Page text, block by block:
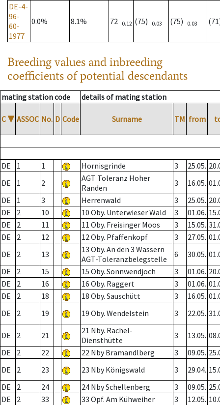
DE-4-
96-
60-
1977
0.0% 8.1% 72 0.12 (75) 0.03 (75) 0.03
Breeding values and inbreeding
coefficients of potential descendants
mating station code details of mating station
C ▼ ASSOC No. D Code Surname TM from
DE 1 1 Hornisgrinde 3 25.05.
DE
1 2
AGT Toleranz Hoher
Randen
3 16.05.
DE
1 3 Herrenwald 3 25.05.
DE
2 10 10 Oby. Unterwieser Wald 3 01.06.
DE
2 11 11 Oby. Freisinger Moos 3 15.05.
DE
2 12 12 Oby. Pfaffenkopf 3 27.05.
DE
2 13
13 Oby. An den 3 Wassern
AGT-Toleranzbelegstelle
6 30.05.
DE
2 15 15 Oby. Sonnwendjoch 3 01.06.
DE
2 16 16 Oby. Raggert 3 01.06.
DE
2 18 18 Oby. Sauschütt 3 16.05.
DE
2 19 19 Oby. Wendelstein 3 22.05.
DE 2 21
21 Nby. Rachel-
Diensthütte
3 13.05.
DE
2 22 22 Nby Bramandlberg 3 09.05.
DE
2 23 23 Nby Königswald 3 29.04.
DE
2 24 24 Nby Schellenberg 3 09.05.
DE
2 33 33 Opf. Am Kühweiher 3 12.05.